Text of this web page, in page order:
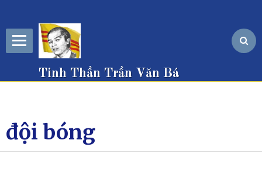
Tinh Thần Trần Văn Bá
đội bóng